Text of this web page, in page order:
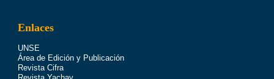
Enlaces
UNSE
Área de Edición y Publicación
Revista Cifra